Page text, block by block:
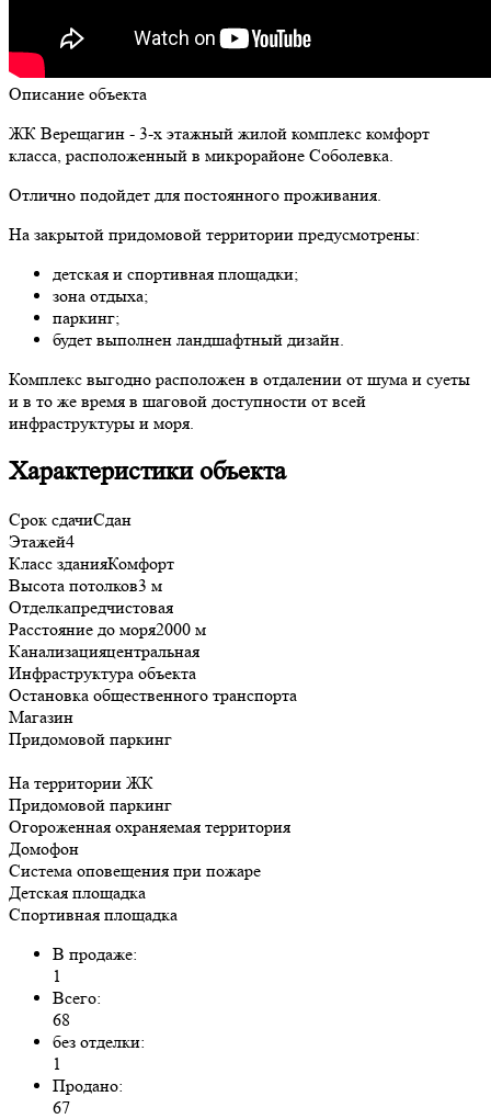
Описание объекта
ЖК Верещагин - 3-х этажный жилой комплекс комфорт
класса, расположенный в микрорайоне Соболевка.
Отлично подойдет для постоянного проживания.
На закрытой придомовой территории предусмотрены:
детская и спортивная площадки;
зона отдыха;
паркинг;
будет выполнен ландшафтный дизайн.
Комплекс выгодно расположен в отдалении от шума и суеты
и в то же время в шаговой доступности от всей
инфраструктуры и моря.
Характеристики объекта
Срок сдачиСдан
Этажей4
Класс зданияКомфорт
Высота потолков3 м
Отделкапредчистовая
Расстояние до моря2000 м
Канализацияцентральная
Инфраструктура объекта
Остановка общественного транспорта
Магазин
Придомовой паркинг
На территории ЖК
Придомовой паркинг
Огороженная охраняемая территория
Домофон
Система оповещения при пожаре
Детская площадка
Спортивная площадка
В продаже:
1
Всего:
68
без отделки:
1
Продано:
67